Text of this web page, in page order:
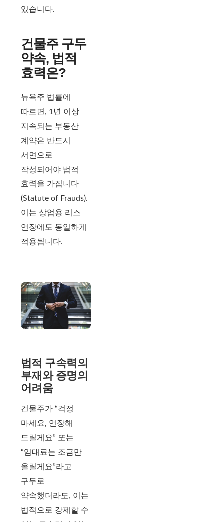
있습니다.
건물주 구두
약속, 법적
효력은?
뉴욕주 법률에
따르면, 1년 이상
지속되는 부동산
계약은 반드시
서면으로
작성되어야 법적
효력을 가집니다
(Statute of Frauds).
이는 상업용 리스
연장에도 동일하게
적용됩니다.
법적 구속력의
부재와 증명의
어려움
건물주가 “걱정
마세요, 연장해
드릴게요” 또는
“임대료는 조금만
올릴게요”라고
구두로
약속했더라도, 이는
법적으로 강제할 수